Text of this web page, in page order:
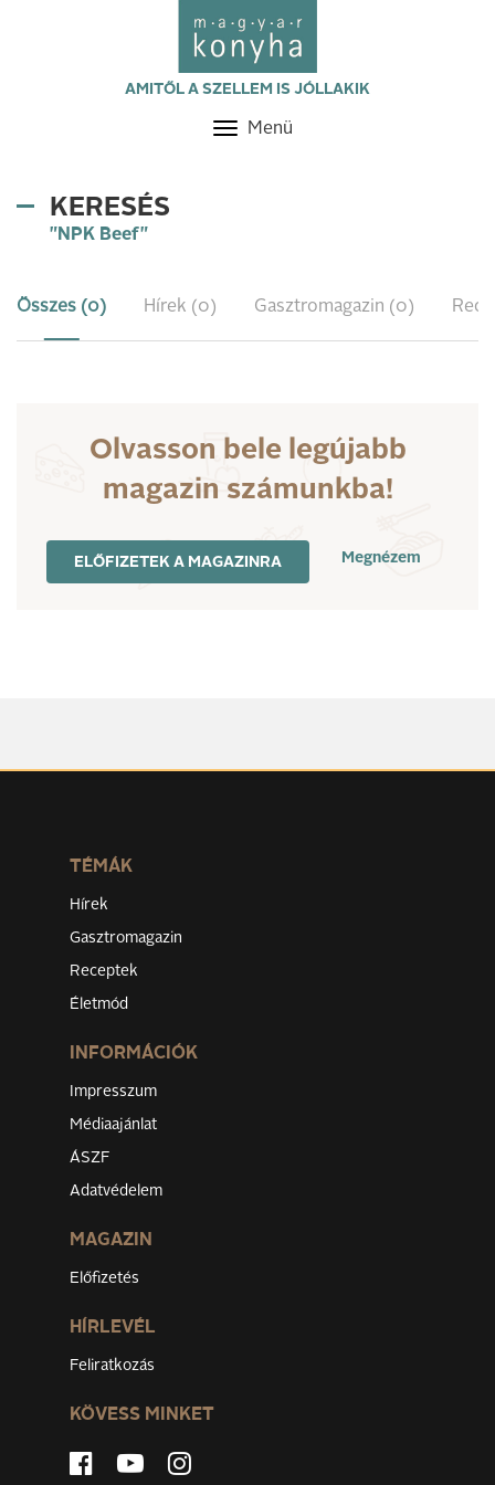
AMITŐL A SZELLEM IS JÓLLAKIK
Toggle
Menü
KERESÉS
"NPK Beef"
Összes (0) Hírek (0) Gasztromagazin (0)
Olvasson bele legújabb
magazin számunkba!
ELŐFIZETEK A MAGAZINRA Megnézem
TÉMÁK
Hírek
Gasztromagazin
Receptek
Életmód
INFORMÁCIÓK
Impresszum
Médiaajánlat
ÁSZF
Adatvédelem
MAGAZIN
Előfizetés
HÍRLEVÉL
Feliratkozás
KÖVESS MINKET